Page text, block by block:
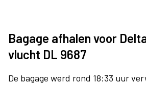
Bagage afhalen voor
vlucht DL 9687
De bagage werd rond 18:33 uur